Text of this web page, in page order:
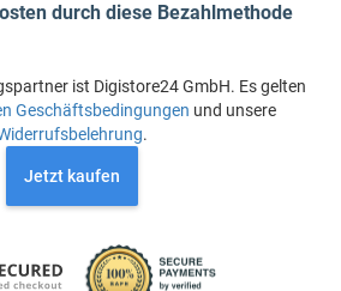
durch diese Bezahlmethode
ist Digistore24 GmbH. Es gelten
Geschäftsbedingungen und unsere
.
Jetzt kaufen